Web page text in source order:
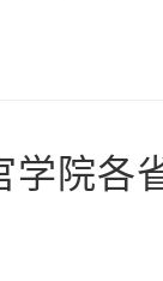
学院各